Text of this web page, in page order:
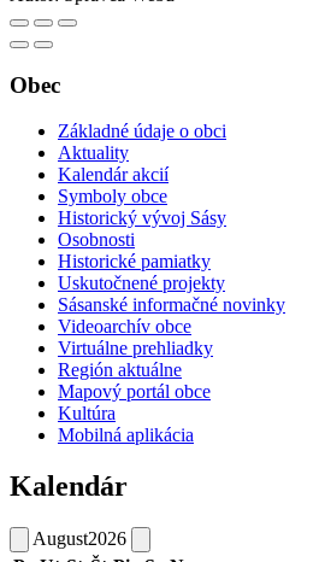
Obec
Základné údaje o obci
Aktuality
Kalendár akcií
Symboly obce
Historický vývoj Sásy
Osobnosti
Historické pamiatky
Uskutočnené projekty
Sásanské informačné novinky
Videoarchív obce
Virtuálne prehliadky
Región aktuálne
Mapový portál obce
Kultúra
Mobilná aplikácia
Kalendár
August2026